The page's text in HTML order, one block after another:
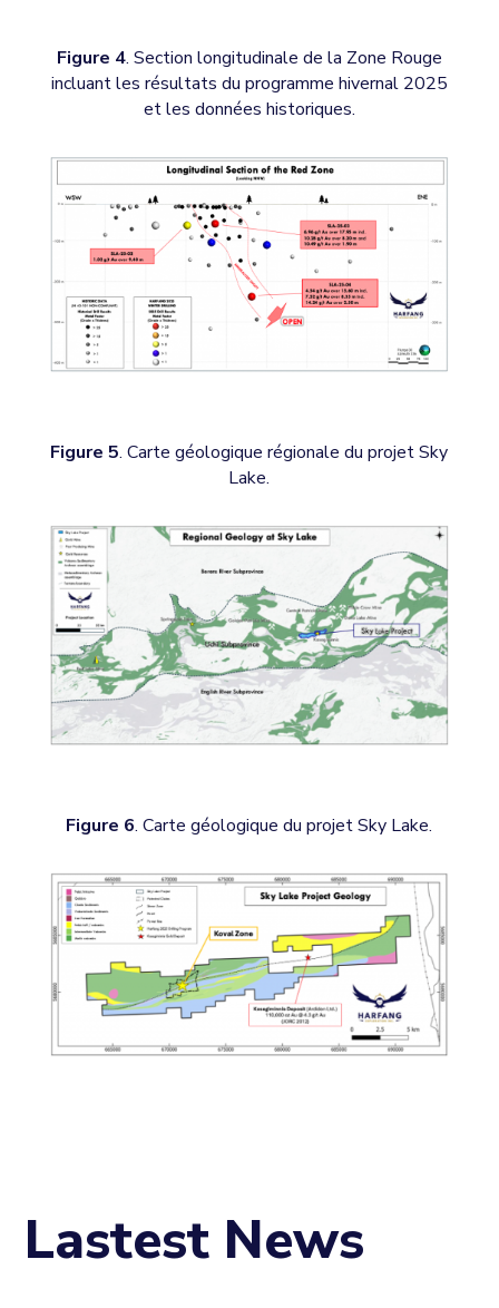
Figure 4. Section longitudinale de la Zone Rouge
incluant les résultats du programme hivernal 2025
et les données historiques.
Figure 5. Carte géologique régionale du projet Sky
Lake.
Figure 6. Carte géologique du projet Sky Lake.
Lastest News